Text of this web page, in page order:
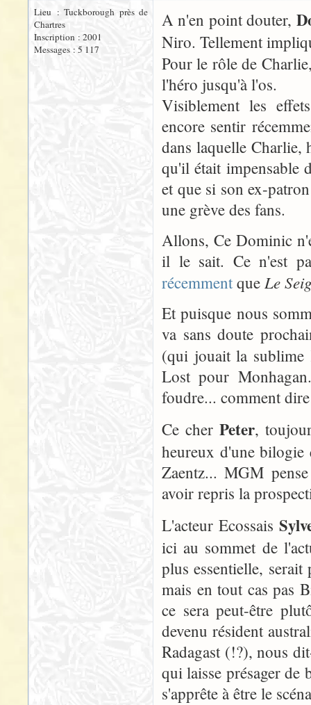
Lieu : Tuckborough près de
Chartres
Inscription : 2001
Messages : 5 117
A n'en point douter,
Niro. Tellement
Pour le rôle de
l'héro jusqu'à l'os.
Visiblement les
encore sentir
dans laquelle Charlie,
qu'il était impensable
et que si son ex-
une grève des fans.
Allons, Ce Dominic
il le sait. Ce n'est
récemmentque Le
Et puisque nous
va sans doute
(qui jouait la
Lost pour
foudre... comment
Ce cher Peter,
heureux d'une bilogie
Zaentz... MGM
avoir repris la
L'acteur Ecossais
ici au sommet de
plus essentielle,
mais en tout cas pas
ce sera peut-être
devenu résident
Radagast (!?), nous
qui laisse présager de
s'apprête à être le